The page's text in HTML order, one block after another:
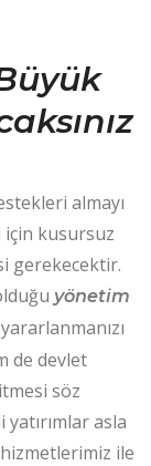
almayı
için kusursuz
gerekecektir.
yönetim
de devlet
söz
asla
ile